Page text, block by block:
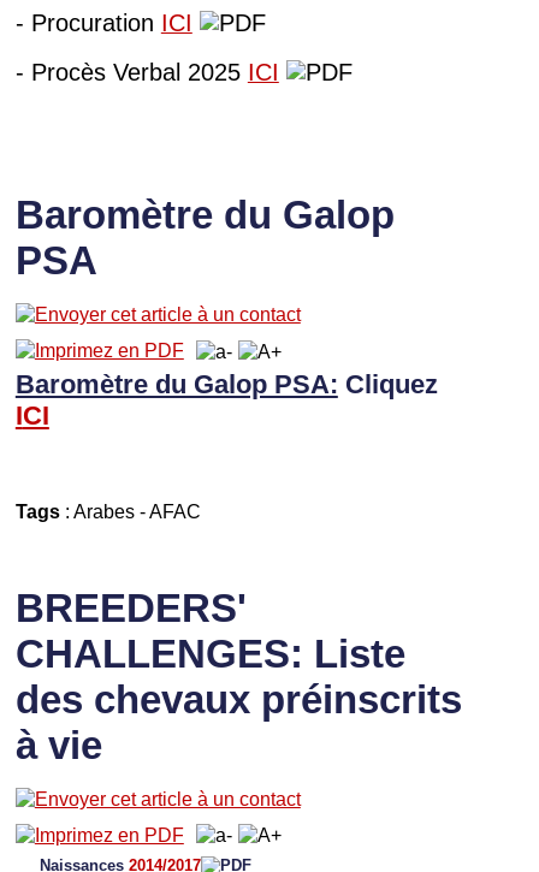
- Procuration ICI
- Procès Verbal 2025 ICI
Baromètre du Galop
PSA
Baromètre du Galop PSA: Cliquez
ICI
Tags: Arabes-AFAC
BREEDERS'
CHALLENGES: Liste
des chevaux préinscrits
à vie
Naissances 2014/2017